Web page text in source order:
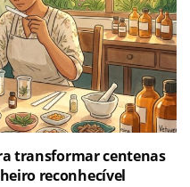
transformar centenas
reconhecível